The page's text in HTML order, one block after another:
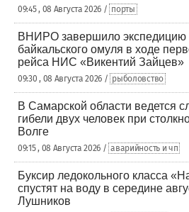
09:45 , 08 Августа 2026 / порты
ВНИРО завершило экспедицию
байкальского омуля в ходе
рейса НИС «Викентий Зайцев»
09:30 , 08 Августа 2026 / рыболовство
В Самарской области ведется
гибели двух человек при
Волге
09:15 , 08 Августа 2026 / аварийность и чп
Буксир ледокольного класса
спустят на воду в середине
Лушников